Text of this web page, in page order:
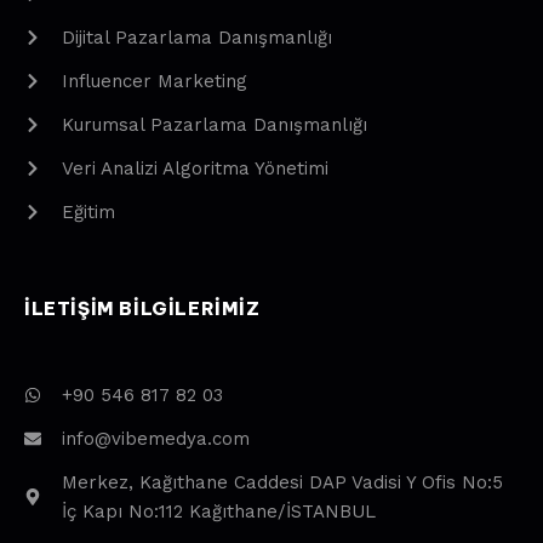
Dijital Pazarlama Danışmanlığı
Influencer Marketing
Kurumsal Pazarlama Danışmanlığı
Veri Analizi Algoritma Yönetimi
Eğitim
ILETIŞIM BILGILERIMIZ
+90 546 817 82 03
info@vibemedya.com
Merkez, Kağıthane Caddesi DAP Vadisi Y Ofis No:5
İç Kapı No:112 Kağıthane/İSTANBUL